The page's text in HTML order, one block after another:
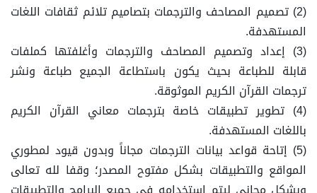
(2) تصميم المصاحف والترجمات بتصاميم تلائم ثقافات اللغات
المستهدفة.
(3) إعداد وتصميم المصاحف والترجمات وأغلفتها كملفات
قابلة للطباعة بحيث يكون باستطاعة الجميع طباعة ونشر
ترجمات القرآن الكريم الموثوقة.
(4) تطوير تطبيقات خاصة بترجمات معاني القرآن الكريم
باللغات المستهدفة.
(5) إتاحة قواعد بيانات الترجمات مجاناً وبدون قيود لمطوري
المواقع والتطبيقات بشكل مفتوح المصدر؛ وقفا لله تعالى